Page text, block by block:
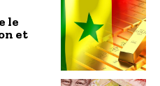
le
et